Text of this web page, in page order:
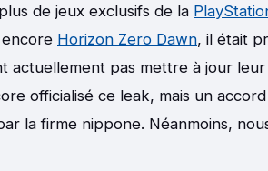
de jeux exclusifs de la
Horizon Zero Dawn, il était
actuellement pas mettre à jour
officialisé ce leak, mais un
la firme nippone. Néanmoins,